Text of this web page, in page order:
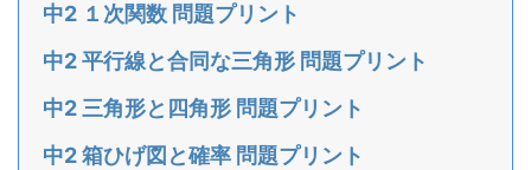
中2 １次関数 問題プリント
中2 平行線と合同な三角形 問題プリント
中2 三角形と四角形 問題プリント
中2 箱ひげ図と確率 問題プリント